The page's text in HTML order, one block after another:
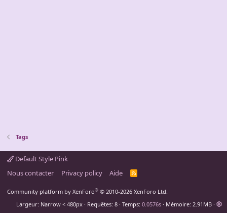
Tags
Default Style Pink
Nous contacter
Privacy policy Aide
R
Community platform by XenForo® © 2010-2026 XenForo Ltd.
Largeur
Requêtes 8 Temps 0.0576s Mémoire 2.91MB